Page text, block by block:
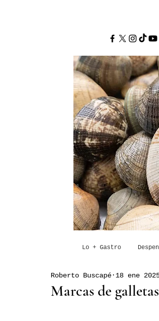
Lo + Gastro
Marcas de
Roberto Buscapé 18 ene